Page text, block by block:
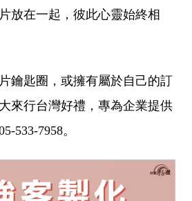
放在一起，彼此心靈始終相
鑰匙圈，或擁有屬於自己的訂
來行台灣好禮，專為企業提供
533-7958。